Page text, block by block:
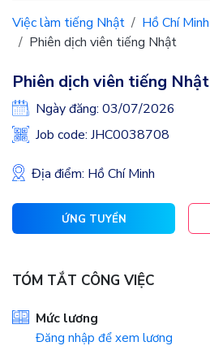
Việc làm tiếng Nhật
Hồ Chí Minh
Phiên dịch viên tiếng Nhật
Phiên dịch viên tiếng Nhật
Ngày đăng: 03/07/2026
Job code: JHC0038708
Địa điểm: Hồ Chí Minh
ỨNG TUYỂN
TÓM TẮT CÔNG VIỆC
Mức lương
Đăng nhập để xem lương